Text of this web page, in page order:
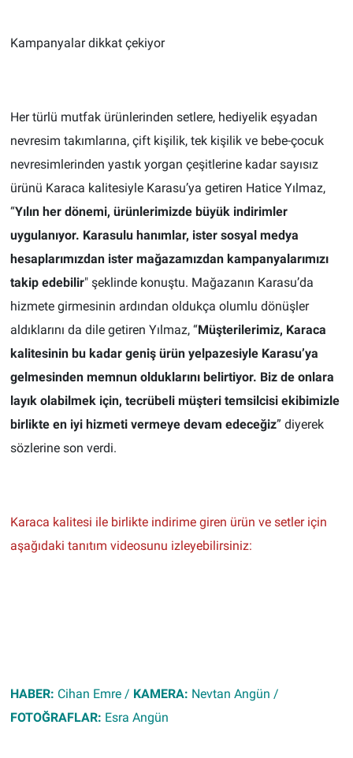
Kampanyalar dikkat çekiyor
Her türlü mutfak ürünlerinden setlere, hediyelik eşyadan
nevresim takımlarına, çift kişilik, tek kişilik ve bebe-çocuk
nevresimlerinden yastık yorgan çeşitlerine kadar sayısız
ürünü Karaca kalitesiyle Karasu’ya getiren Hatice Yılmaz,
“Yılın her dönemi, ürünlerimizde büyük indirimler
uygulanıyor. Karasulu hanımlar, ister sosyal medya
hesaplarımızdan ister mağazamızdan kampanyalarımızı
takip edebilir" şeklinde konuştu. Mağazanın Karasu’da
hizmete girmesinin ardından oldukça olumlu dönüşler
aldıklarını da dile getiren Yılmaz, “Müşterilerimiz, Karaca
kalitesinin bu kadar geniş ürün yelpazesiyle Karasu’ya
gelmesinden memnun olduklarını belirtiyor. Biz de onlara
layık olabilmek için, tecrübeli müşteri temsilcisi ekibimizle
birlikte en iyi hizmeti vermeye devam edeceğiz” diyerek
sözlerine son verdi.
Karaca kalitesi ile birlikte indirime giren ürün ve setler için
aşağıdaki tanıtım videosunu izleyebilirsiniz:
HABER: Cihan Emre / KAMERA: Nevtan Angün /
FOTOĞRAFLAR: Esra Angün